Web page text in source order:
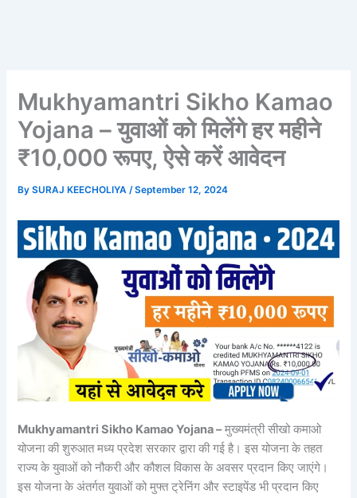
Mukhyamantri Sikho Kamao
Yojana – युवाओं को मिलेंगे हर महीने
₹10,000 रूपए, ऐसे करें आवेदन
BySURAJ KEECHOLIYA/September 12, 2024
Mukhyamantri Sikho Kamao Yojana –मुख्यमंत्री सीखो कमाओ
योजना की शुरुआत मध्य प्रदेश सरकार द्वारा की गई है। इस योजना के तहत
राज्य के युवाओं को नौकरी और कौशल विकास के अवसर प्रदान किए जाएंगे।
इस योजना के अंतर्गत युवाओं को मुफ्त ट्रेनिंग और स्टाइपेंड भी प्रदान किए